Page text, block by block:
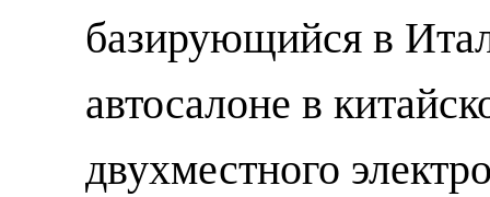
базирующийся в
автосалоне в
двухместного